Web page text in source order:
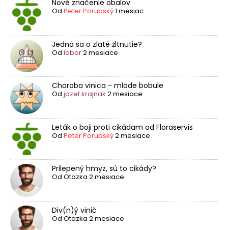
Nové značenie obalov
Od Peter Porubský1 mesiac
Jedná sa o zlaté žltnutie?
Od labor2 mesiace
Choroba vinica - mlade bobule
Od jozef.krajnak 2 mesiace
Leták o boji proti cikádam od Floraservis
Od Peter Porubský2 mesiace
Prilepený hmyz, sú to cikády?
Od Otazka 2 mesiace
Div(n)ý vinič
Od Otazka 2 mesiace